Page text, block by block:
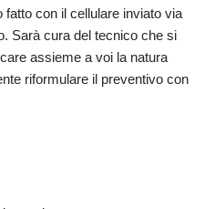
con il cellulare inviato via
Sarà cura del tecnico che si
assieme a voi la natura
riformulare il preventivo con